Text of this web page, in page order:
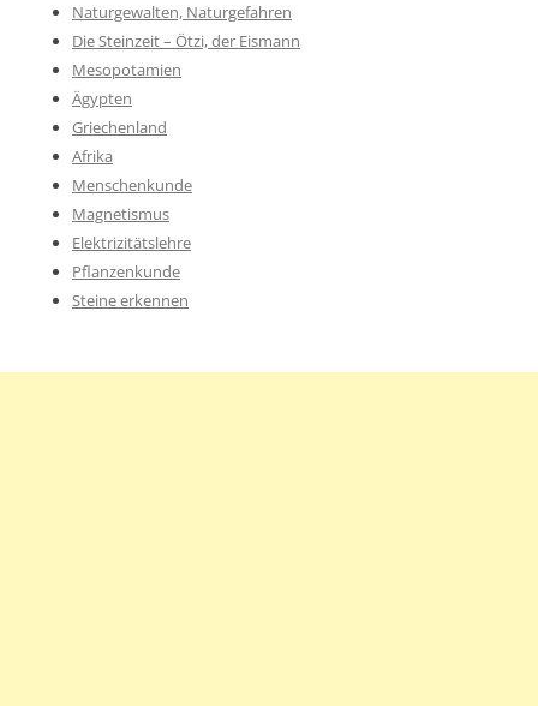
Naturgewalten, Naturgefahren
Die Steinzeit – Ötzi, der Eismann
Mesopotamien
Ägypten
Griechenland
Afrika
Menschenkunde
Magnetismus
Elektrizitätslehre
Pflanzenkunde
Steine erkennen